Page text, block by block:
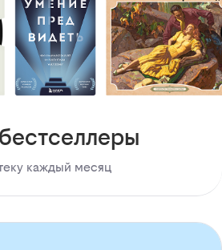
каждый месяц